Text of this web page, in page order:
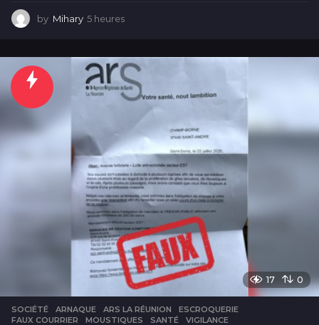
by Mihary 5 heures
u
r
e
s
17 0
SOCIÉTÉ ARNAQUE ,ARS LA RÉUNION ,ESCROQUERIE
FAUX COURRIER
,MOUSTIQUES ,SANTÉ ,VIGILANCE